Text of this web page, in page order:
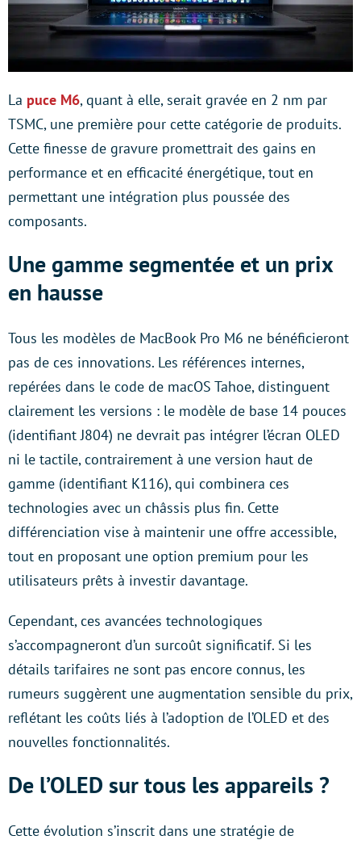
La puce M6, quant à elle, serait gravée en 2 nm par
TSMC, une première pour cette catégorie de produits.
Cette finesse de gravure promettrait des gains en
performance et en efficacité énergétique, tout en
permettant une intégration plus poussée des
composants.
Une gamme segmentée et un prix
en hausse
Tous les modèles de MacBook Pro M6 ne bénéficieront
pas de ces innovations. Les références internes,
repérées dans le code de macOS Tahoe, distinguent
clairement les versions : le modèle de base 14 pouces
(identifiant J804) ne devrait pas intégrer l’écran OLED
ni le tactile, contrairement à une version haut de
gamme (identifiant K116), qui combinera ces
technologies avec un châssis plus fin. Cette
différenciation vise à maintenir une offre accessible,
tout en proposant une option premium pour les
utilisateurs prêts à investir davantage.
Cependant, ces avancées technologiques
s’accompagneront d’un surcoût significatif. Si les
détails tarifaires ne sont pas encore connus, les
rumeurs suggèrent une augmentation sensible du prix,
reflétant les coûts liés à l’adoption de l’OLED et des
nouvelles fonctionnalités.
De l’OLED sur tous les appareils ?
Cette évolution s’inscrit dans une stratégie de